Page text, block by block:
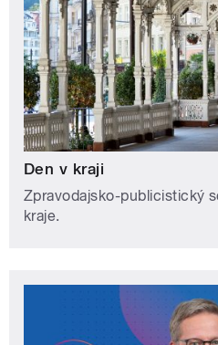
Den v kraji
Zpravodajsko-publicistický
kraje.